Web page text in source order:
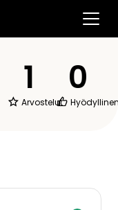
1
Arvostelut
0